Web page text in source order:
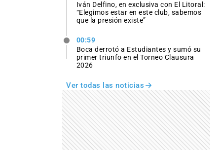
Iván Delfino, en exclusiva con El Litoral:
“Elegimos estar en este club, sabemos
que la presión existe”
00:59
Boca derrotó a Estudiantes y sumó su
primer triunfo en el Torneo Clausura
2026
Ver todas las noticias